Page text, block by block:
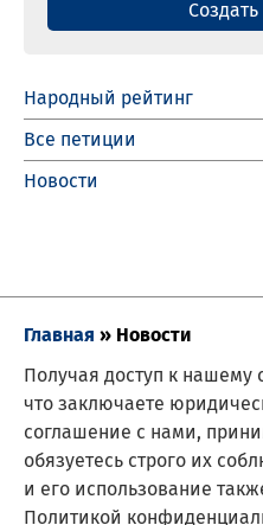
Народный рейтинг
Все петиции
Новости
Главная » Новости
Получая доступ к нашему
что заключаете
соглашение с нами,
обязуетесь строго их
и его использование
Политикой